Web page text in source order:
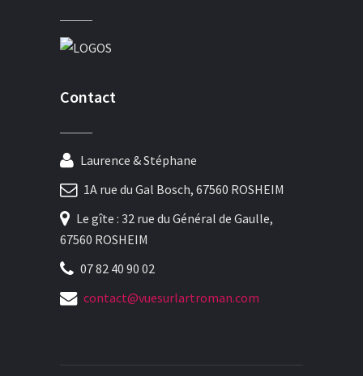
Contact
Laurence & Stéphane
1A rue du Gal Bosch, 67560 ROSHEIM
Le gîte : 32 rue du Général de Gaulle,
67560 ROSHEIM
07 82 40 90 02
contact@vuesurlartroman.com